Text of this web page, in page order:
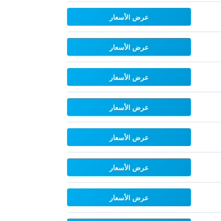
عرض الأسعار
عرض الأسعار
عرض الأسعار
عرض الأسعار
عرض الأسعار
عرض الأسعار
عرض الأسعار